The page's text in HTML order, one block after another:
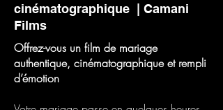
cinématographique | Camani
Films
Offrez-vous un film de mariage
authentique, cinématographique et rempli
d’émotion